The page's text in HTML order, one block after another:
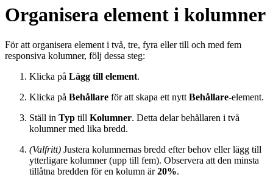
Organisera element i kolumner
För att organisera element i två, tre, fyra eller till och med fem
responsiva kolumner, följ dessa steg:
Klicka på Lägg till element.
Klicka på Behållare för att skapa ett nytt Behållare-element.
Ställ in Typ till Kolumner. Detta delar behållaren i två
kolumner med lika bredd.
(Valfritt) Justera kolumnernas bredd efter behov eller lägg till
ytterligare kolumner (upp till fem). Observera att den minsta
tillåtna bredden för en kolumn är20%.